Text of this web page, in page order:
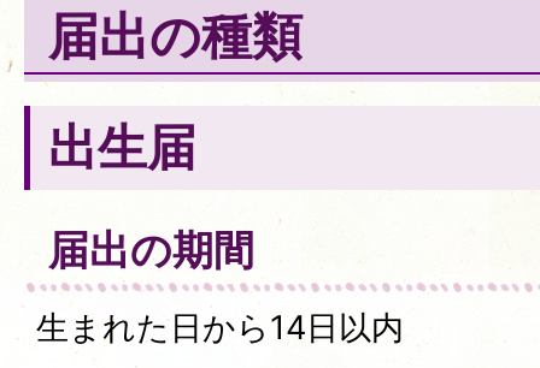
届出の種類
出生届
届出の期間
生まれた日から14日以内